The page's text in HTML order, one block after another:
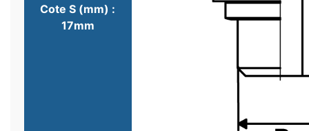
Cote S (mm) :
17mm